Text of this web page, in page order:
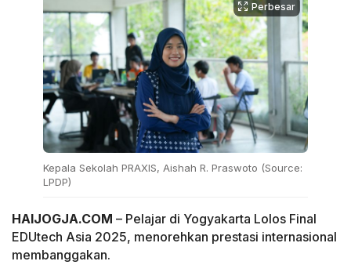
Perbesar
Kepala Sekolah PRAXIS, Aishah R. Praswoto (Source:
LPDP)
HAIJOGJA.COM – Pelajar di Yogyakarta Lolos Final
EDUtech Asia 2025, menorehkan prestasi internasional
membanggakan.